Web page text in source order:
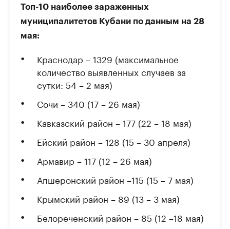
Топ-10 наиболее зараженных
муниципалитетов Кубани по данным на 28
мая:
Краснодар – 1329 (максимальное
количество выявленных случаев за
сутки: 54 – 2 мая)
Сочи – 340 (17 – 26 мая)
Кавказский район – 177 (22 – 18 мая)
Ейский район – 128 (15 – 30 апреля)
Армавир – 117 (12 – 26 мая)
Апшеронский район –115 (15 – 7 мая)
Крымский район – 89 (13 – 3 мая)
Белореченский район – 85 (12 –18 мая)